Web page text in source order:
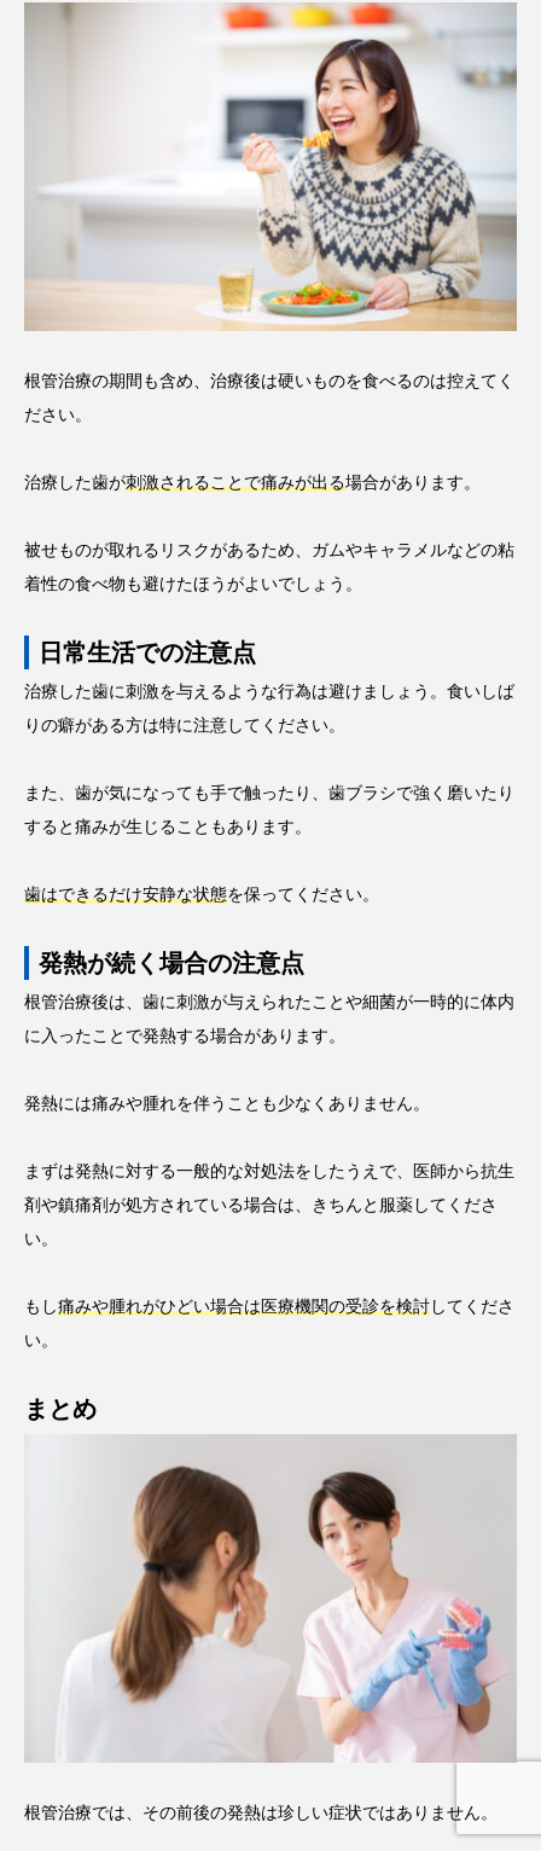
根管治療の期間も含め、治療後は硬いものを食べるのは控えてく
ださい。
治療した歯が刺激されることで痛みが出る場合があります。
被せものが取れるリスクがあるため、ガムやキャラメルなどの粘
着性の食べ物も避けたほうがよいでしょう。
日常生活での注意点
治療した歯に刺激を与えるような行為は避けましょう。食いしば
りの癖がある方は特に注意してください。
また、歯が気になっても手で触ったり、歯ブラシで強く磨いたり
すると痛みが生じることもあります。
歯はできるだけ安静な状態を保ってください。
発熱が続く場合の注意点
根管治療後は、歯に刺激が与えられたことや細菌が一時的に体内
に入ったことで発熱する場合があります。
発熱には痛みや腫れを伴うことも少なくありません。
まずは発熱に対する一般的な対処法をしたうえで、医師から抗生
剤や鎮痛剤が処方されている場合は、きちんと服薬してくださ
い。
もし痛みや腫れがひどい場合は医療機関の受診を検討 してくださ
い。
まとめ
根管治療では、その前後の発熱は珍しい症状ではありません。